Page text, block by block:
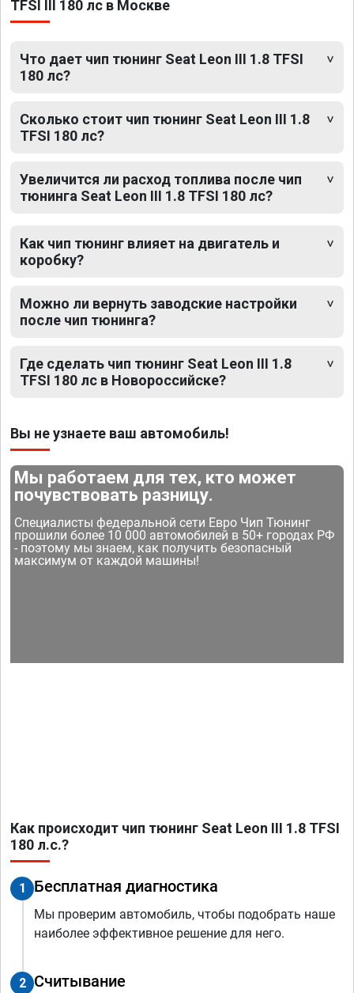
TFSI III 180 лс в Москве
Что дает чип тюнинг Seat Leon III 1.8 TFSI
180 лс?
Сколько стоит чип тюнинг Seat Leon III 1.8
TFSI 180 лс?
Увеличится ли расход топлива после чип
тюнинга Seat Leon III 1.8 TFSI 180 лс?
Как чип тюнинг влияет на двигатель и
коробку?
Можно ли вернуть заводские настройки
после чип тюнинга?
Где сделать чип тюнинг Seat Leon III 1.8
TFSI 180 лс в Новороссийске?
Вы не узнаете ваш автомобиль!
Мы работаем для тех, кто может
почувствовать разницу.
Специалисты федеральной сети Евро Чип Тюнинг
прошили более 10 000 автомобилей в 50+ городах РФ
- поэтому мы знаем, как получить безопасный
максимум от каждой машины!
Как происходит чип тюнинг Seat Leon III 1.8 TFSI
180 л.с.?
1 Бесплатная диагностика
Мы проверим автомобиль, чтобы подобрать наше
наиболее эффективное решение для него.
2 Считывание